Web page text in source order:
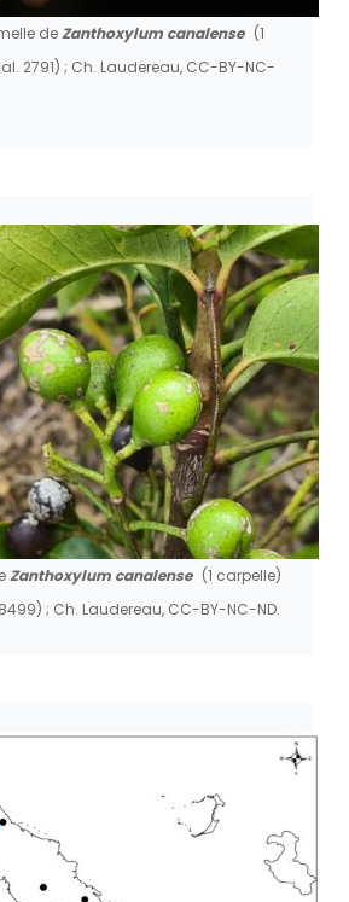
deZanthoxylum canalense (1
2791) ; Ch. Laudereau, CC-BY-NC-
Zanthoxylum canalense (1 carpelle)
; Ch. Laudereau, CC-BY-NC-ND.